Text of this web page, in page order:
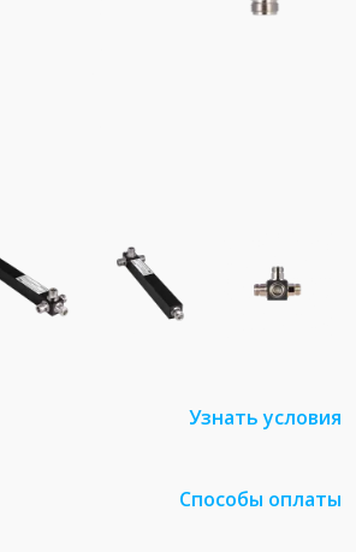
Узнать условия
Способы оплаты